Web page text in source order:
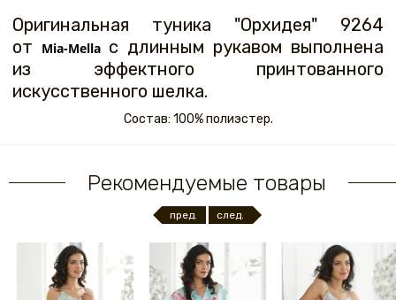
Оригинальная туника "Орхидея" 9264
от
Mia-Mella с длинным рукавом выполнена
из эффектного принтованного
искусственного шелка.
Состав: 100% полиэстер.
Рекомендуемые товары
пред. след.